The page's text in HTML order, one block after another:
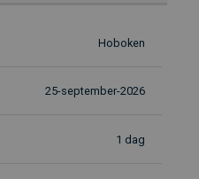
Hoboken
25-september-2026
1 dag